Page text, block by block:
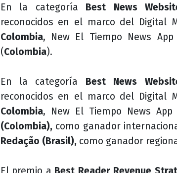
En la categoría Best News
reconocidos en el marco del Digital
Colombia, New El Tiempo News
(Colombia).
En la categoría Best News
reconocidos en el marco del Digital
Colombia, New El Tiempo News App
(Colombia), como ganador
Redação (Brasil),como ganador